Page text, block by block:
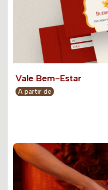
Vale Bem-Estar
A partir de